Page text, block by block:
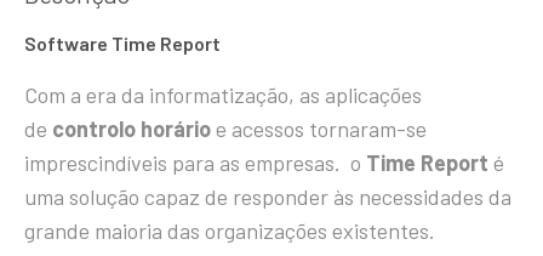
Software Time Report
Com a era da informatização, as aplicações
de controlo horárioe acessos tornaram-se
imprescindíveis para as empresas. o Time Report é
uma solução capaz de responder às necessidades da
grande maioria das organizações existentes.